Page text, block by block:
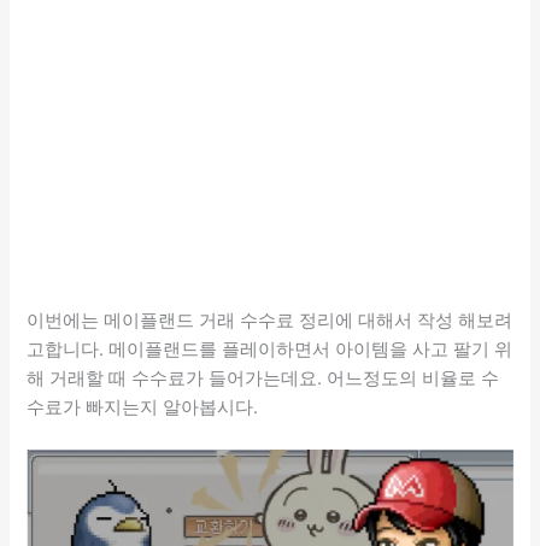
이번에는 메이플랜드 거래 수수료 정리에 대해서 작성 해보려
고합니다. 메이플랜드를 플레이하면서 아이템을 사고 팔기 위
해 거래할 때 수수료가 들어가는데요. 어느정도의 비율로 수
수료가 빠지는지 알아봅시다.